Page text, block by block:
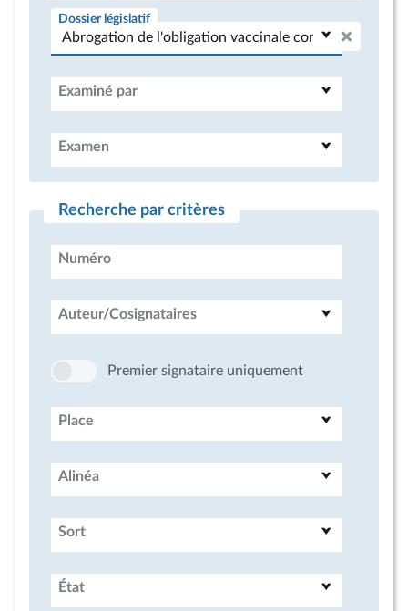
Dossier législatif
Examiné par
Examen
Recherche par critères
Numéro
Auteur/Cosignataires
Premier signataire uniquement
Place
Alinéa
Sort
État